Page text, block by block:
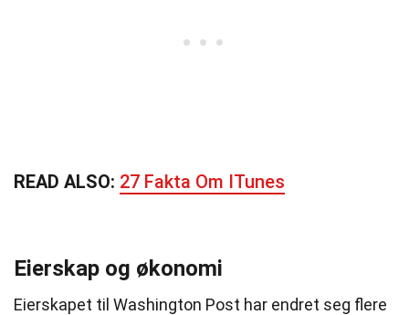
READ ALSO: 27 Fakta Om ITunes
Eierskap og økonomi
Eierskapet til Washington Post har endret seg flere